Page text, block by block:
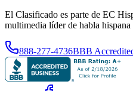
El Clasificado es parte de EC
multimedia líder de habla
888-277-4736BBB